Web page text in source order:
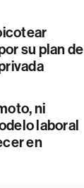
su plan de
ni
laboral
en